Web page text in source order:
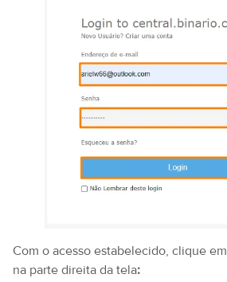
Com o acesso estabelecido, clique em
na parte direita da tela: